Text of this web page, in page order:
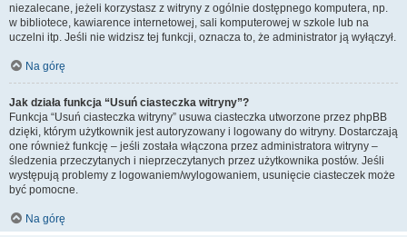
niezalecane, jeżeli korzystasz z witryny z ogólnie dostępnego komputera, np.
w bibliotece, kawiarence internetowej, sali komputerowej w szkole lub na
uczelni itp. Jeśli nie widzisz tej funkcji, oznacza to, że administrator ją wyłączył.
Na górę
Jak działa funkcja “Usuń ciasteczka witryny”?
Funkcja “Usuń ciasteczka witryny” usuwa ciasteczka utworzone przez phpBB
dzięki, którym użytkownik jest autoryzowany i logowany do witryny. Dostarczają
one również funkcję – jeśli została włączona przez administratora witryny –
śledzenia przeczytanych i nieprzeczytanych przez użytkownika postów. Jeśli
występują problemy z logowaniem/wylogowaniem, usunięcie ciasteczek może
być pomocne.
Na górę